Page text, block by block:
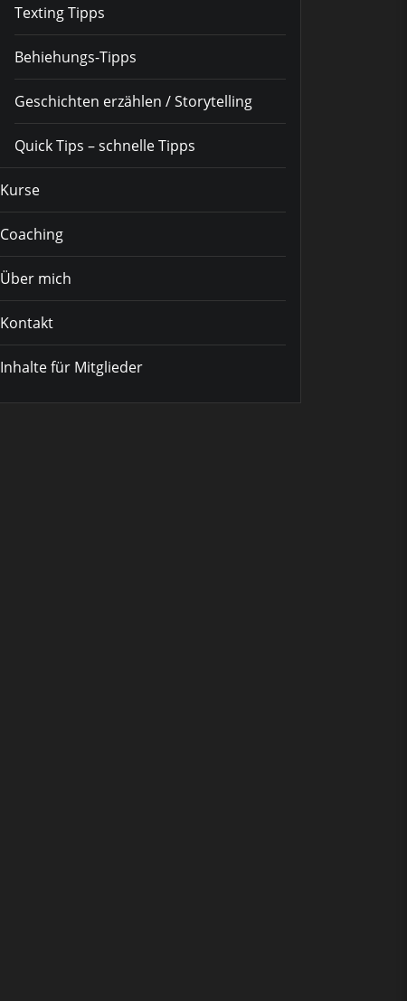
Texting Tipps
Behiehungs-Tipps
Geschichten erzählen / Storytelling
Quick Tips – schnelle Tipps
Kurse
Coaching
Über mich
Kontakt
Inhalte für Mitglieder